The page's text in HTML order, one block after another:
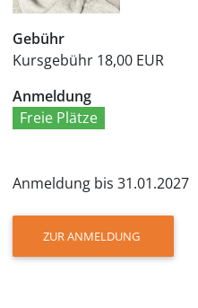
Gebühr
Kursgebühr 18,00 EUR
Anmeldung
Freie Plätze
Anmeldung bis 31.01.2027
ZUR ANMELDUNG